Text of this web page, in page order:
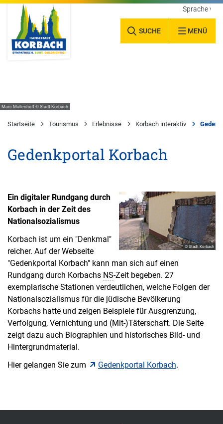
SUCHE MENÜ
Sprache
Marc Müllenhoff © Stadt Korbach
Startseite Tourismus Erlebnisse Korbach interaktiv
Gedenkportal Korbach
© Stadt Korbach
Ein digitaler Rundgang durch
Korbach in der Zeit des
Nationalsozialismus
Korbach ist um ein "Denkmal"
reicher. Auf der Webseite
"Gedenkportal Korbach" kann man sich auf einen
Rundgang durch Korbachs NS-Zeit begeben. 27
exemplarische Stationen verdeutlichen, welche Folgen der
Nationalsozialismus für die jüdische Bevölkerung
Korbachs hatte und zeigen Beispiele für Ausgrenzung,
Verfolgung, Vernichtung und (Mit-)Täterschaft. Die Seite
zeigt dazu auch Biographien und historisches Bild- und
Hintergrundmaterial.
Hier gelangen Sie zum
Gedenkportal Korbach.